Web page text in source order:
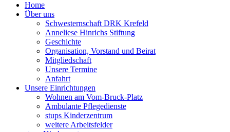
Home
Über uns
Schwesternschaft DRK Krefeld
Anneliese Hinrichs Stiftung
Geschichte
Organisation, Vorstand und Beirat
Mitgliedschaft
Unsere Termine
Anfahrt
Unsere Einrichtungen
Wohnen am Vom-Bruck-Platz
Ambulante Pflegedienste
stups Kinderzentrum
weitere Arbeitsfelder